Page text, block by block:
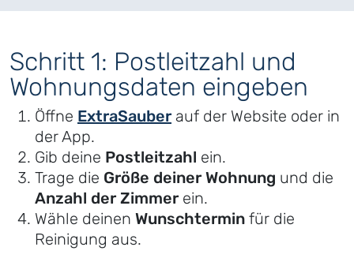
Schritt 1: Postleitzahl und
Wohnungsdaten eingeben
Öffne ExtraSauber auf der Website oder in
der App.
Gib deine Postleitzahl ein.
Trage die Größe deiner Wohnung und die
Anzahl der Zimmer ein.
Wähle deinen Wunschtermin für die
Reinigung aus.